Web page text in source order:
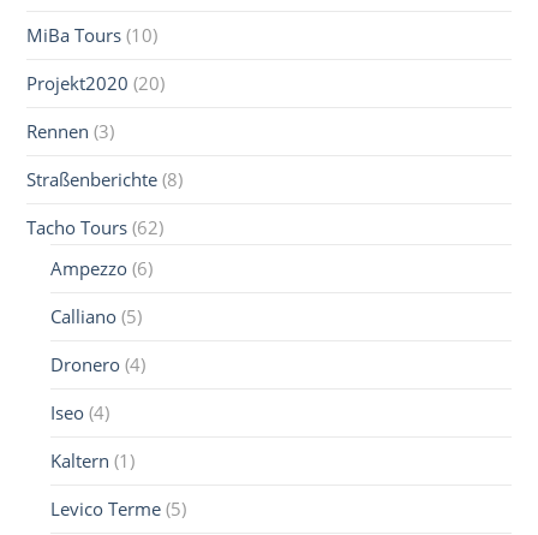
MiBa Tours (10)
Projekt2020 (20)
Rennen (3)
Straßenberichte (8)
Tacho Tours (62)
Ampezzo (6)
Calliano (5)
Dronero (4)
Iseo (4)
Kaltern (1)
Levico Terme (5)